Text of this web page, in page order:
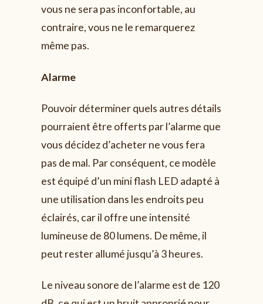
vous ne sera pas inconfortable, au
contraire, vous ne le remarquerez
même pas.
Alarme
Pouvoir déterminer quels autres détails
pourraient être offerts par l’alarme que
vous décidez d’acheter ne vous fera
pas de mal. Par conséquent, ce modèle
est équipé d’un mini flash LED adapté à
une utilisation dans les endroits peu
éclairés, car il offre une intensité
lumineuse de 80 lumens. De même, il
peut rester allumé jusqu’à 3 heures.
Le niveau sonore de l’alarme est de 120